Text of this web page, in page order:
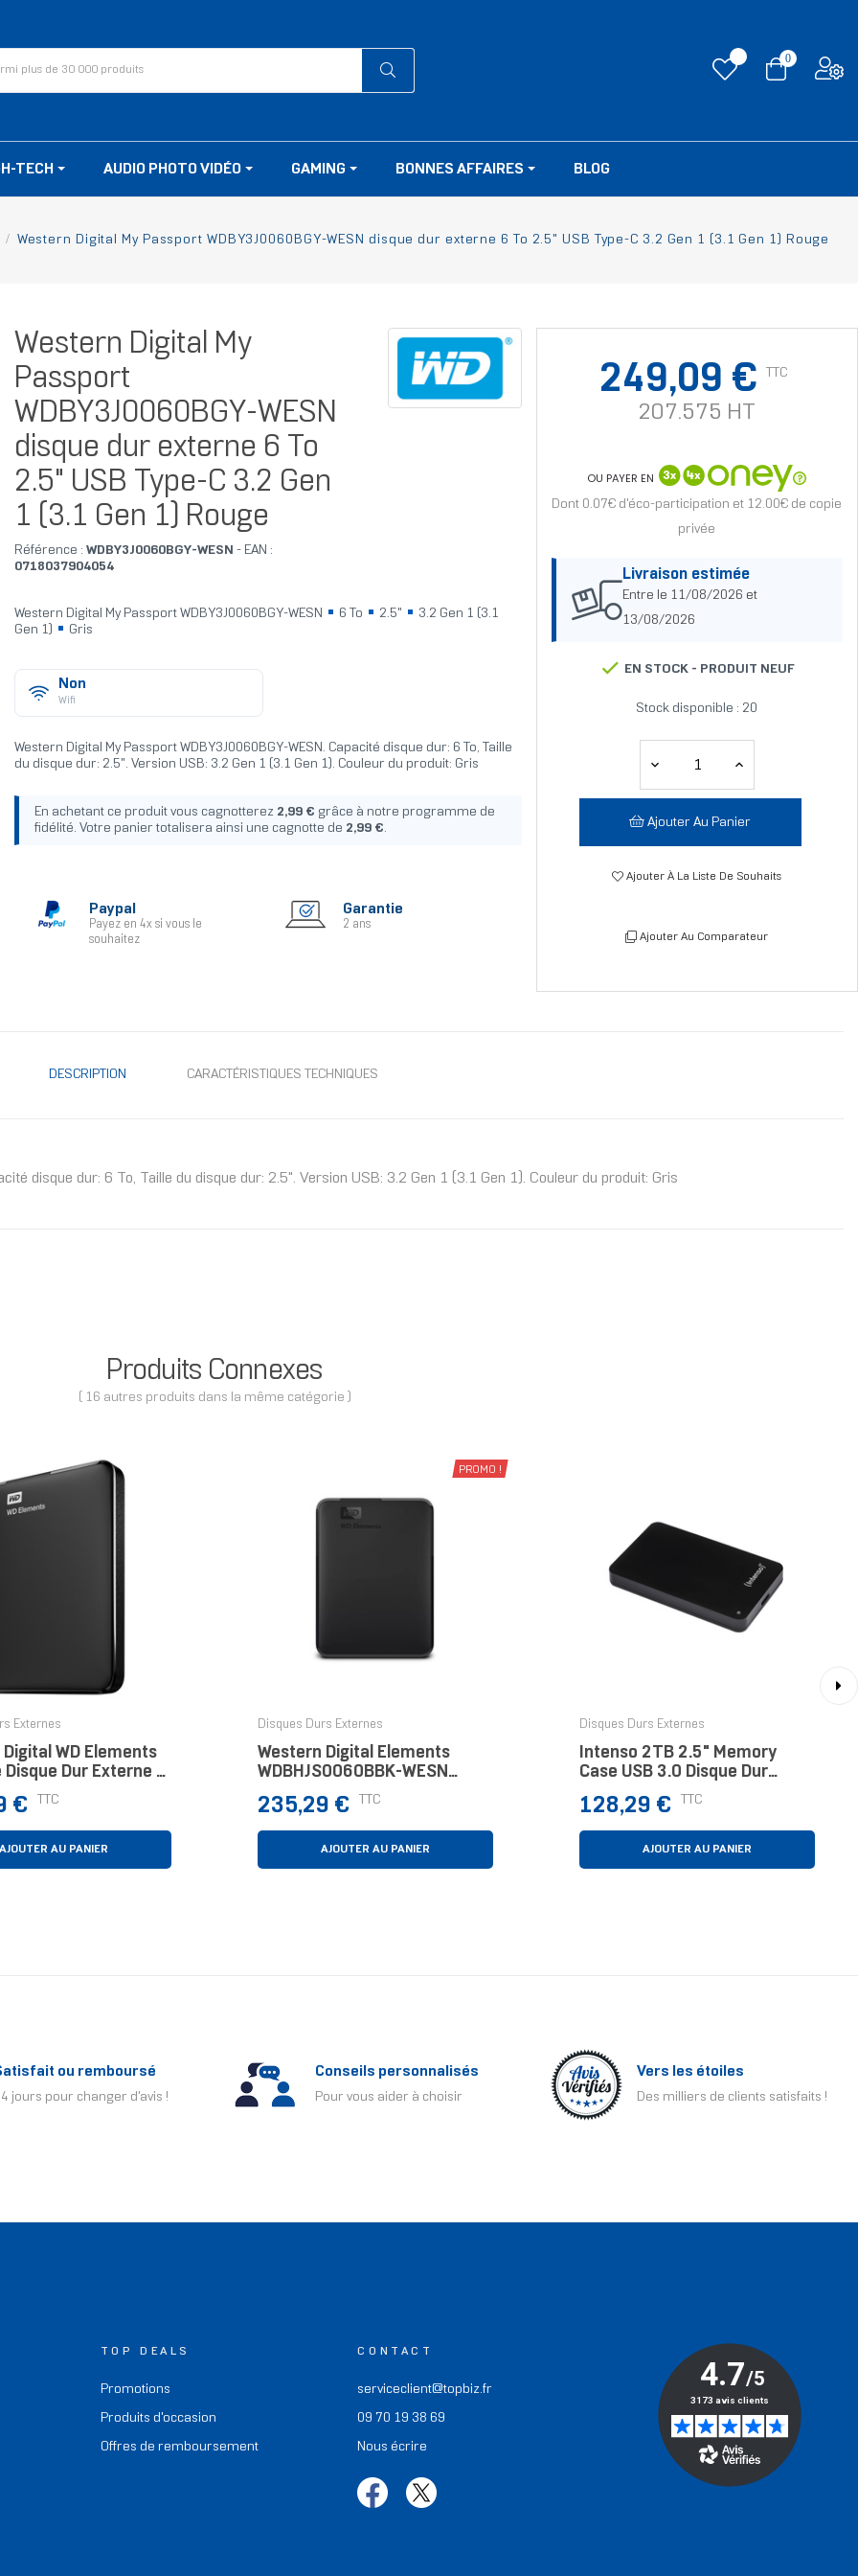
0
TECH AUDIO PHOTO VIDÉO GAMING BONNES AFFAIRES BLOG
Western Digital My Passport WDBY3J0060BGY-WESN disque dur externe 6 To 2.5" USB Type-C 3.2 Gen 1 (3.1 Gen 1) Rouge
Western Digital My
Passport
WDBY3J0060BGY-WESN
disque dur externe 6 To
2.5" USB Type-C 3.2 Gen
1 (3.1 Gen 1) Rouge
Référence : WDBY3J0060BGY-WESN - EAN :
0718037904054
Western Digital My Passport WDBY3J0060BGY-WESN 6 To 2.5"
3.2 Gen 1 (3.1
Gen 1)
Gris
Non
Wifi
Western Digital My Passport WDBY3J0060BGY-WESN. Capacité disque dur: 6 To, Taille
du disque dur: 2.5". Version USB: 3.2 Gen 1 (3.1 Gen 1). Couleur du produit: Gris
En achetant ce produit vous cagnotterez 2,99 € grâce à notre programme de
fidélité. Votre panier totalisera ainsi une cagnotte de 2,99 €.
Paypal
Payez en 4x si vous le
souhaitez
Garantie
2 ans
249,09 € TTC
207.575 HT
OU PAYER EN
Dont 0.07€ d'éco-participation et 12.00€ de copie
privée
Livraison estimée
Entre le 11/08/2026 et
13/08/2026
EN STOCK - PRODUIT NEUF
Stock disponible : 20
Ajouter Au Panier
Ajouter À La Liste De Souhaits
Ajouter Au Comparateur
DESCRIPTION CARACTÉRISTIQUES TECHNIQUES
disque dur: 6 To, Taille du disque dur: 2.5". Version USB: 3.2 Gen 1 (3.1 Gen 1). Couleur du produit: Gris
Produits Connexes
( 16 autres produits dans la même catégorie )
Externes
WD Elements
Dur Externe 4
€ TTC
AJOUTER AU PANIER
PROMO !
Disques Durs Externes
Western Digital Elements
WDBHJS0060BBK-WESN
Disque Dur Externe 6 To 2.5"
Micro-USB B 3.2 Gen 1 (3.1
Gen 1) Noir
Prix
235,29 € TTC
AJOUTER AU PANIER
Disques Durs Externes
Intenso 2TB 2.5" Memory
Case USB 3.0 Disque Dur
Externe 2 To Noir
Prix
128,29 € TTC
AJOUTER AU PANIER
ou remboursé
jours pour changer d'avis !
Conseils personnalisés
Pour vous aider à choisir
Vers les étoiles
Des milliers de clients satisfaits !
TOP DEALS
Promotions
Produits d'occasion
Offres de remboursement
CONTACT
serviceclient@topbiz.fr
09 70 19 38 69
Nous écrire